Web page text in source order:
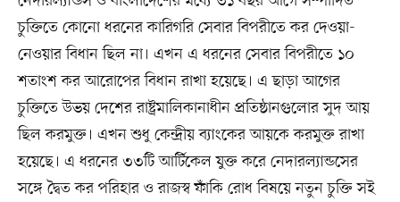
চুক্তিতে কোনো ধরনের কারিগরি সেবার বিপরীতে কর দেওয়া-
নেওয়ার বিধান ছিল না। এখন এ ধরনের সেবার বিপরীতে ১০
শতাংশ কর আরোপের বিধান রাখা হয়েছে। এ ছাড়া আগের
চুক্তিতে উভয় দেশের রাষ্ট্রমালিকানাধীন প্রতিষ্ঠানগুলোর সুদ আয়
ছিল করমুক্ত। এখন শুধু কেন্দ্রীয় ব্যাংকের আয়কে করমুক্ত রাখা
হয়েছে। এ ধরনের ৩৩টি আর্টিকেল যুক্ত করে নেদারল্যান্ডসের
সঙ্গে দ্বৈত কর পরিহার ও রাজস্ব ফাঁকি রোধ বিষয়ে নতুন চুক্তি সই